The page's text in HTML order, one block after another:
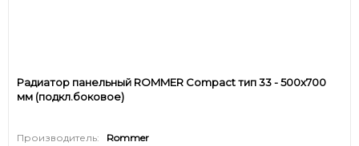
Радиатор панельный ROMMER Compact тип 33 - 500x700
мм (подкл.боковое)
Производитель:
Rommer